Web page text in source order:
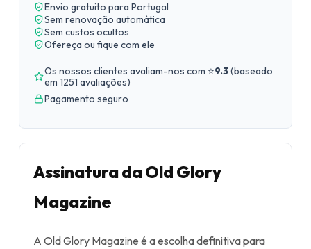
Envio gratuito para Portugal
Sem renovação automática
Sem custos ocultos
Ofereça ou fique com ele
Os nossos clientes avaliam-nos com ⭐9.3(baseado
em 1251 avaliações)
Pagamento seguro
Assinatura da Old Glory
Magazine
A Old Glory Magazine é a escolha definitiva para